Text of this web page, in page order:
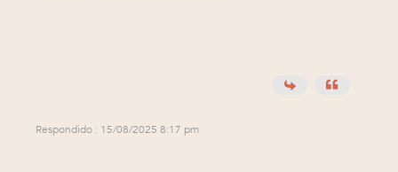
Respondido : 15/08/2025 8:17 pm